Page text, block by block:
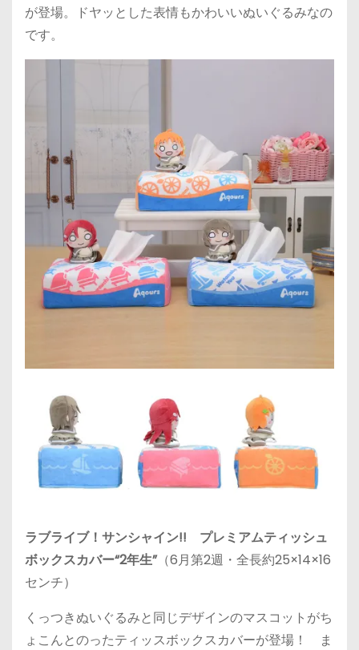
が登場。ドヤッとした表情もかわいいぬいぐるみなの
です。
ラブライブ！サンシャイン!! プレミアムティッシュ
ボックスカバー“2年生”（6月第2週・全長約25×14×16
センチ）
くっつきぬいぐるみと同じデザインのマスコットがち
ょこんとのったティッスボックスカバーが登場！ ま